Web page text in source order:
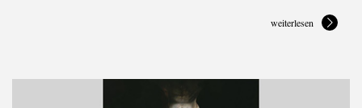
weiterlesen